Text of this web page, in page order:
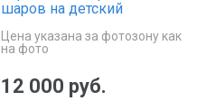
шаров на детский
поляне»
Цена указана за фотозону как
на фото
12 000 руб.